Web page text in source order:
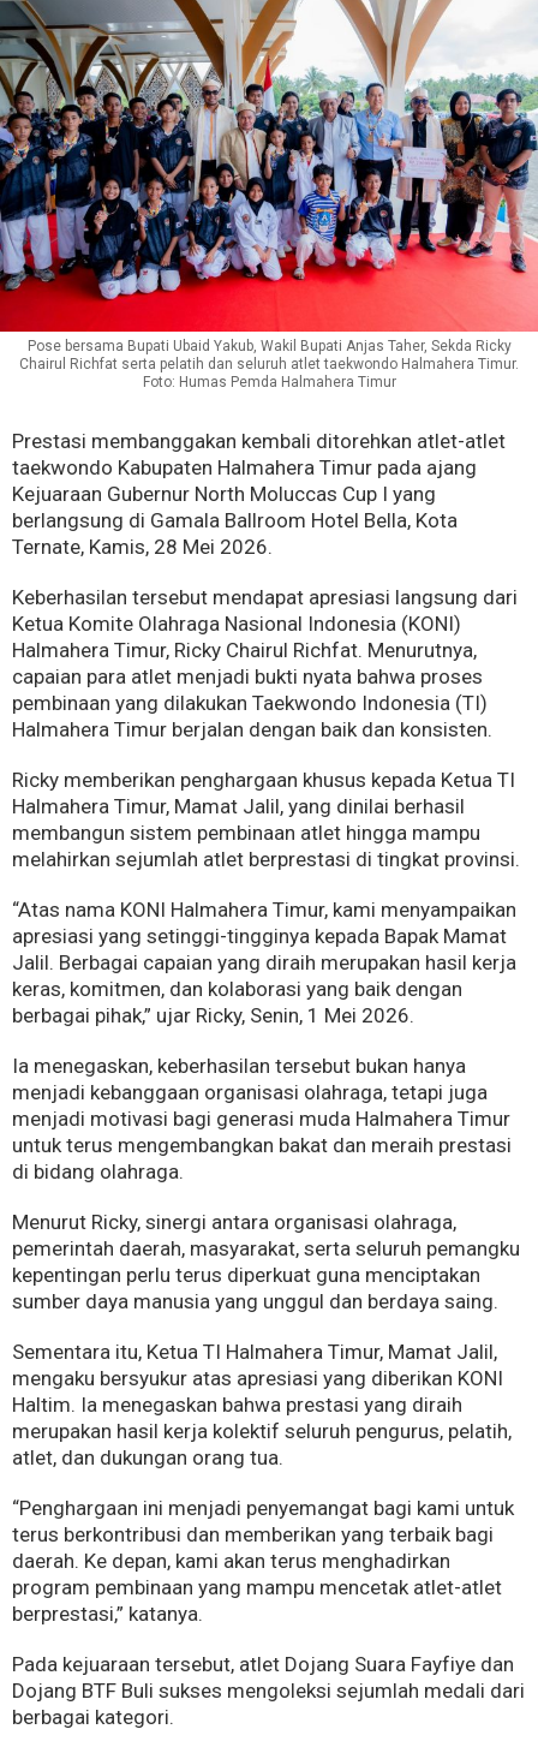
Pose bersama Bupati Ubaid Yakub, Wakil Bupati Anjas Taher, Sekda Ricky
Chairul Richfat serta pelatih dan seluruh atlet taekwondo Halmahera Timur.
Foto: Humas Pemda Halmahera Timur
Prestasi membanggakan kembali ditorehkan atlet-atlet
taekwondo Kabupaten Halmahera Timur pada ajang
Kejuaraan Gubernur North Moluccas Cup I yang
berlangsung di Gamala Ballroom Hotel Bella, Kota
Ternate, Kamis, 28 Mei 2026.
Keberhasilan tersebut mendapat apresiasi langsung dari
Ketua Komite Olahraga Nasional Indonesia (KONI)
Halmahera Timur, Ricky Chairul Richfat. Menurutnya,
capaian para atlet menjadi bukti nyata bahwa proses
pembinaan yang dilakukan Taekwondo Indonesia (TI)
Halmahera Timur berjalan dengan baik dan konsisten.
Ricky memberikan penghargaan khusus kepada Ketua TI
Halmahera Timur, Mamat Jalil, yang dinilai berhasil
membangun sistem pembinaan atlet hingga mampu
melahirkan sejumlah atlet berprestasi di tingkat provinsi.
“Atas nama KONI Halmahera Timur, kami menyampaikan
apresiasi yang setinggi-tingginya kepada Bapak Mamat
Jalil. Berbagai capaian yang diraih merupakan hasil kerja
keras, komitmen, dan kolaborasi yang baik dengan
berbagai pihak,” ujar Ricky, Senin, 1 Mei 2026.
Ia menegaskan, keberhasilan tersebut bukan hanya
menjadi kebanggaan organisasi olahraga, tetapi juga
menjadi motivasi bagi generasi muda Halmahera Timur
untuk terus mengembangkan bakat dan meraih prestasi
di bidang olahraga.
Menurut Ricky, sinergi antara organisasi olahraga,
pemerintah daerah, masyarakat, serta seluruh pemangku
kepentingan perlu terus diperkuat guna menciptakan
sumber daya manusia yang unggul dan berdaya saing.
Sementara itu, Ketua TI Halmahera Timur, Mamat Jalil,
mengaku bersyukur atas apresiasi yang diberikan KONI
Haltim. Ia menegaskan bahwa prestasi yang diraih
merupakan hasil kerja kolektif seluruh pengurus, pelatih,
atlet, dan dukungan orang tua.
“Penghargaan ini menjadi penyemangat bagi kami untuk
terus berkontribusi dan memberikan yang terbaik bagi
daerah. Ke depan, kami akan terus menghadirkan
program pembinaan yang mampu mencetak atlet-atlet
berprestasi,” katanya.
Pada kejuaraan tersebut, atlet Dojang Suara Fayfiye dan
Dojang BTF Buli sukses mengoleksi sejumlah medali dari
berbagai kategori.